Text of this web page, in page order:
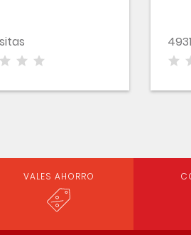
VALES AHORRO